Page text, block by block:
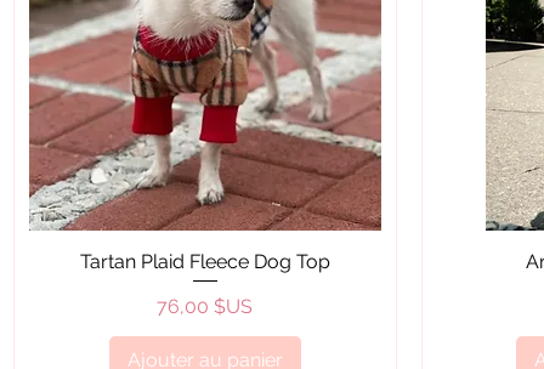
Aperçu rapide
Tartan Plaid Fleece Dog Top
Prix
76,00 $US
Ajouter au panier